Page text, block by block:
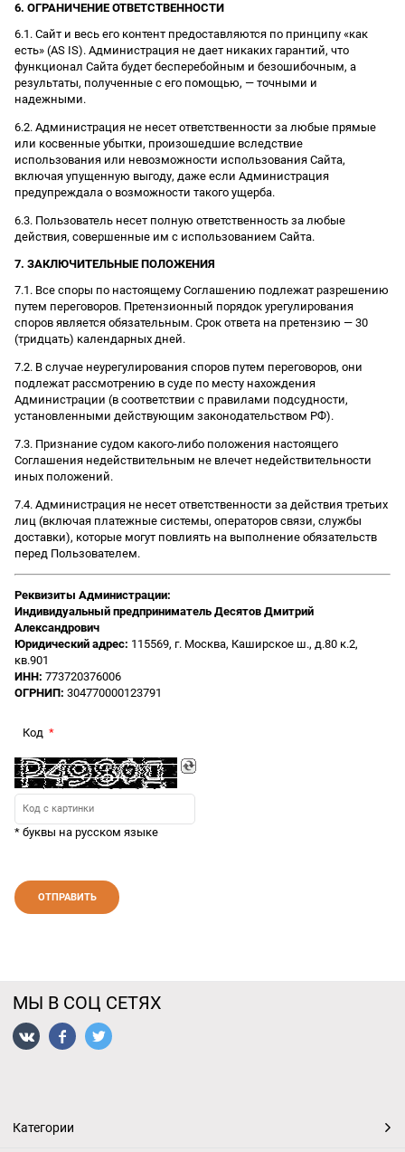
6. ОГРАНИЧЕНИЕ ОТВЕТСТВЕННОСТИ
6.1. Сайт и весь его контент предоставляются по принципу «как
есть» (AS IS). Администрация не дает никаких гарантий, что
функционал Сайта будет бесперебойным и безошибочным, а
результаты, полученные с его помощью, — точными и
надежными.
6.2. Администрация не несет ответственности за любые прямые
или косвенные убытки, произошедшие вследствие
использования или невозможности использования Сайта,
включая упущенную выгоду, даже если Администрация
предупреждала о возможности такого ущерба.
6.3. Пользователь несет полную ответственность за любые
действия, совершенные им с использованием Сайта.
7. ЗАКЛЮЧИТЕЛЬНЫЕ ПОЛОЖЕНИЯ
7.1. Все споры по настоящему Соглашению подлежат разрешению
путем переговоров. Претензионный порядок урегулирования
споров является обязательным. Срок ответа на претензию — 30
(тридцать) календарных дней.
7.2. В случае неурегулирования споров путем переговоров, они
подлежат рассмотрению в суде по месту нахождения
Администрации (в соответствии с правилами подсудности,
установленными действующим законодательством РФ).
7.3. Признание судом какого-либо положения настоящего
Соглашения недействительным не влечет недействительности
иных положений.
7.4. Администрация не несет ответственности за действия третьих
лиц (включая платежные системы, операторов связи, службы
доставки), которые могут повлиять на выполнение обязательств
перед Пользователем.
Реквизиты Администрации:
Индивидуальный предприниматель Десятов Дмитрий
Александрович
Юридический адрес: 115569, г. Москва, Каширское ш., д.80 к.2,
кв.901
ИНН: 773720376006
ОГРНИП: 304770000123791
Код
* буквы на русском языке
МЫ В СОЦ СЕТЯХ
Категории